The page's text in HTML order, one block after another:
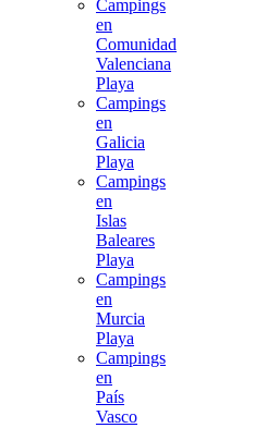
Campings
en
Comunidad
Valenciana
Playa
Campings
en
Galicia
Playa
Campings
en
Islas
Baleares
Playa
Campings
en
Murcia
Playa
Campings
en
País
Vasco